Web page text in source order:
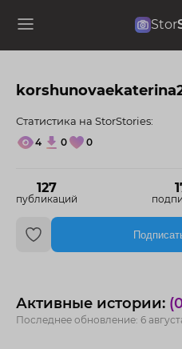
Stor
127
публикаций
Статистика на StorStories:
4 0 0
Активные истории:
Последнее обновление: 6